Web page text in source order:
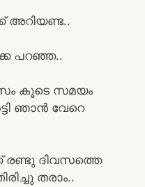
അറിയണ്ട..
പറഞ്ഞ..
കൂടെ സമയം
ഞാൻ വേറെ
രണ്ടു ദിവസത്തെ
തരാം..